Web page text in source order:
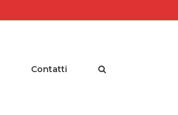
Contatti